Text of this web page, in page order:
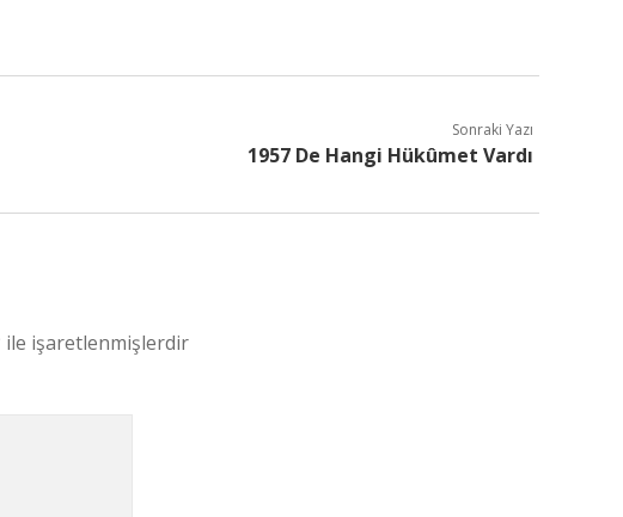
Sonraki Yazı
1957 De Hangi Hükûmet Vardı
ile işaretlenmişlerdir